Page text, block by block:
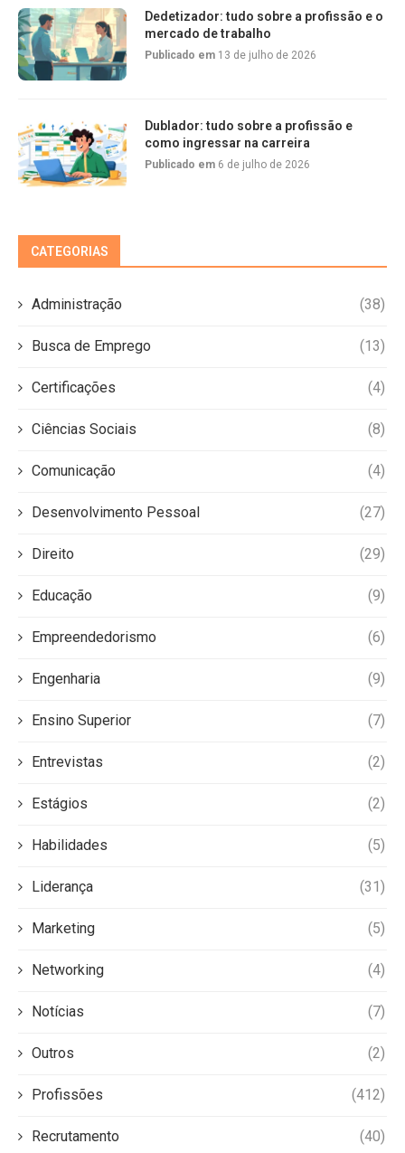
Dedetizador: tudo sobre a profissão e o
mercado de trabalho
Publicado em 13 de julho de 2026
Dublador: tudo sobre a profissão e
como ingressar na carreira
Publicado em 6 de julho de 2026
CATEGORIAS
Administração (38)
Busca de Emprego (13)
Certificações (4)
Ciências Sociais (8)
Comunicação (4)
Desenvolvimento Pessoal (27)
Direito (29)
Educação (9)
Empreendedorismo (6)
Engenharia (9)
Ensino Superior (7)
Entrevistas (2)
Estágios (2)
Habilidades (5)
Liderança (31)
Marketing (5)
Networking (4)
Notícias (7)
Outros (2)
Profissões (412)
Recrutamento (40)